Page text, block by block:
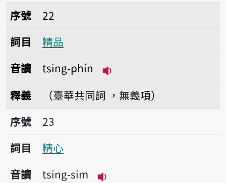
序號22精品
序號
22
詞目
精品
音讀
tsing-phín
釋義
（臺華共同詞 ，無義項）
序號23精心
序號
23
詞目
精心
音讀
tsing-sim